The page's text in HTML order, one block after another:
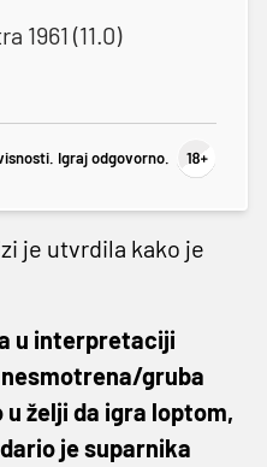
1961 (11.0)
Igraj odgovorno.
je utvrdila kako je
u interpretaciji
gruba
želji da igra loptom,
je suparnika